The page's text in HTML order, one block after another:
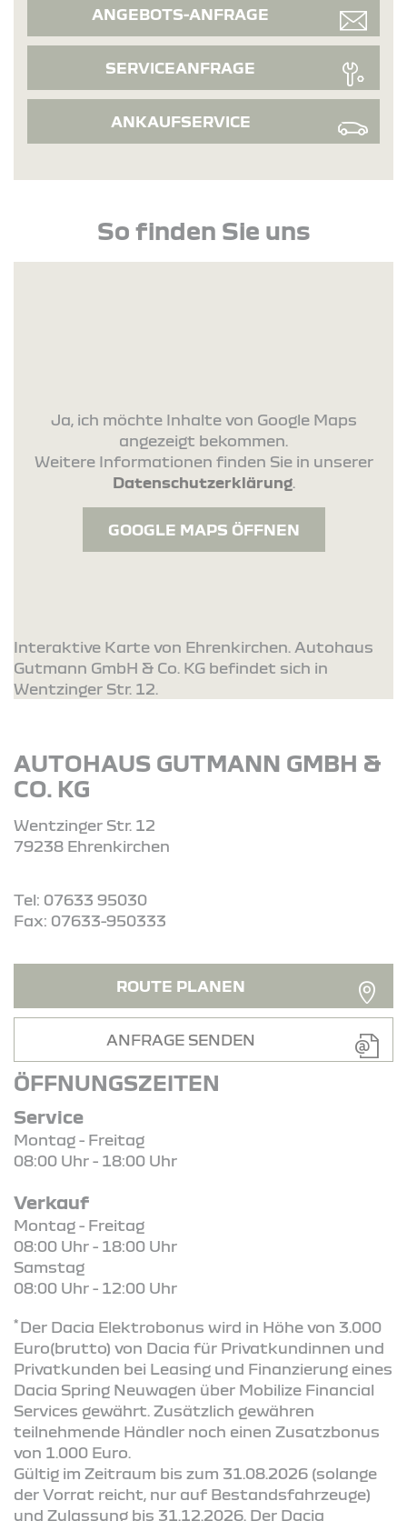
ANGEBOTS-ANFRAGE
SERVICEANFRAGE
ANKAUFSERVICE
So finden Sie uns
Ja, ich möchte Inhalte von Google Maps
angezeigt bekommen.
Weitere Informationen finden Sie in unserer
Datenschutzerklärung.
GOOGLE MAPS ÖFFNEN
Interaktive Karte von Ehrenkirchen. Autohaus
Gutmann GmbH & Co. KG befindet sich in
Wentzinger Str. 12.
AUTOHAUS GUTMANN GMBH &
CO. KG
Wentzinger Str. 12
79238 Ehrenkirchen
Tel: 07633 95030
Fax: 07633-950333
ROUTE PLANEN
ANFRAGE SENDEN
ÖFFNUNGSZEITEN
Service
Montag - Freitag
08:00 Uhr - 18:00 Uhr
Verkauf
Montag - Freitag
08:00 Uhr - 18:00 Uhr
Samstag
08:00 Uhr - 12:00 Uhr
* Der Dacia Elektrobonus wird in Höhe von 3.000
Euro(brutto) von Dacia für Privatkundinnen und
Privatkunden bei Leasing und Finanzierung eines
Dacia Spring Neuwagen über Mobilize Financial
Services gewährt. Zusätzlich gewähren
teilnehmende Händler noch einen Zusatzbonus
von 1.000 Euro.
Gültig im Zeitraum bis zum 31.08.2026 (solange
der Vorrat reicht, nur auf Bestandsfahrzeuge)
und Zulassung bis 31.12.2026. Der Dacia